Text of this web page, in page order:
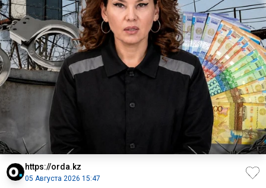
https://orda.kz
05 Августа 2026 15:47